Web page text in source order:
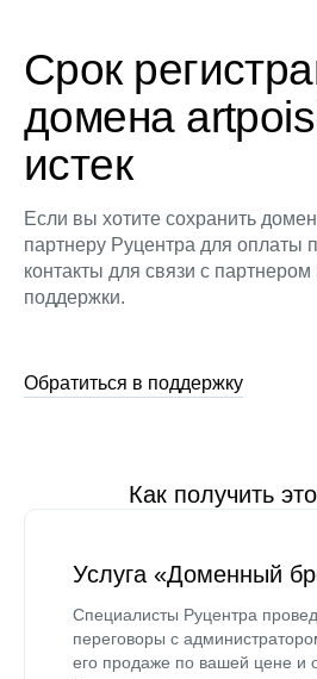
Срок
домена
истек
Если вы хотите сохранить
партнеру Руцентра для оплаты
контакты для связи с
поддержки.
Обратиться в поддержку
Как получить
Услуга «Доменный
Специалисты Руцентра
переговоры с
его продаже по вашей цене и